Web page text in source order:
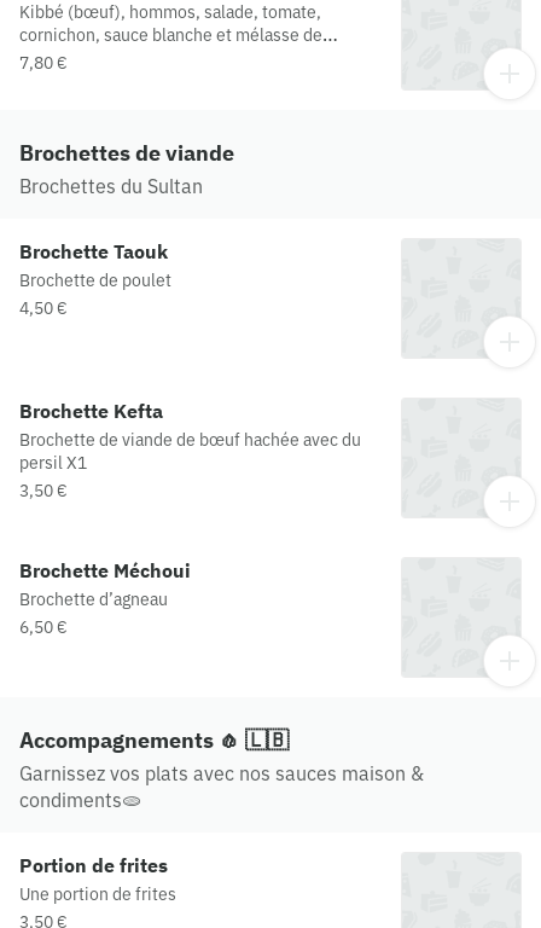
Kibbé (bœuf), hommos, salade, tomate,
cornichon, sauce blanche et mélasse de
grenadine
7,80 €
Brochettes de viande
Brochettes du Sultan
Brochette Taouk
Brochette de poulet
4,50 €
Brochette Kefta
Brochette de viande de bœuf hachée avec du
persil X1
3,50 €
Brochette Méchoui
Brochette d’agneau
6,50 €
Accompagnements 🧄 🇱🇧
Garnissez vos plats avec nos sauces maison &
condiments🫓
Portion de frites
Une portion de frites
3,50 €